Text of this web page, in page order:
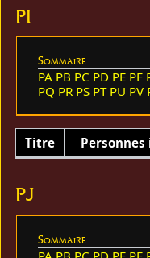
PI
Sommaire
PA PB PC PD PE PF
PQ PR PS PT PU PV
Titre
PJ
Sommaire